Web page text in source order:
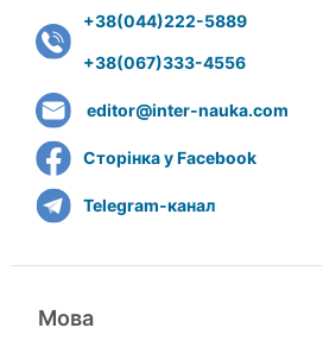
+38(044)222-5889
+38(067)333-4556
editor@inter-nauka.com
Сторінка у Facebook
Telegram-канал
Мова